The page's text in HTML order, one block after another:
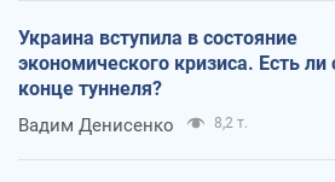
Украина вступила в состояние
экономического кризиса. Есть ли
конце туннеля?
Вадим Денисенко 8,2 т.